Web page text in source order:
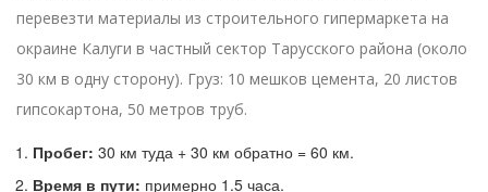
перевезти материалы из строительного гипермаркета на
окраине Калуги в частный сектор Тарусского района (около
30 км в одну сторону). Груз: 10 мешков цемента, 20 листов
гипсокартона, 50 метров труб.
Пробег: 30 км туда + 30 км обратно = 60 км.
Время в пути: примерно 1.5 часа.